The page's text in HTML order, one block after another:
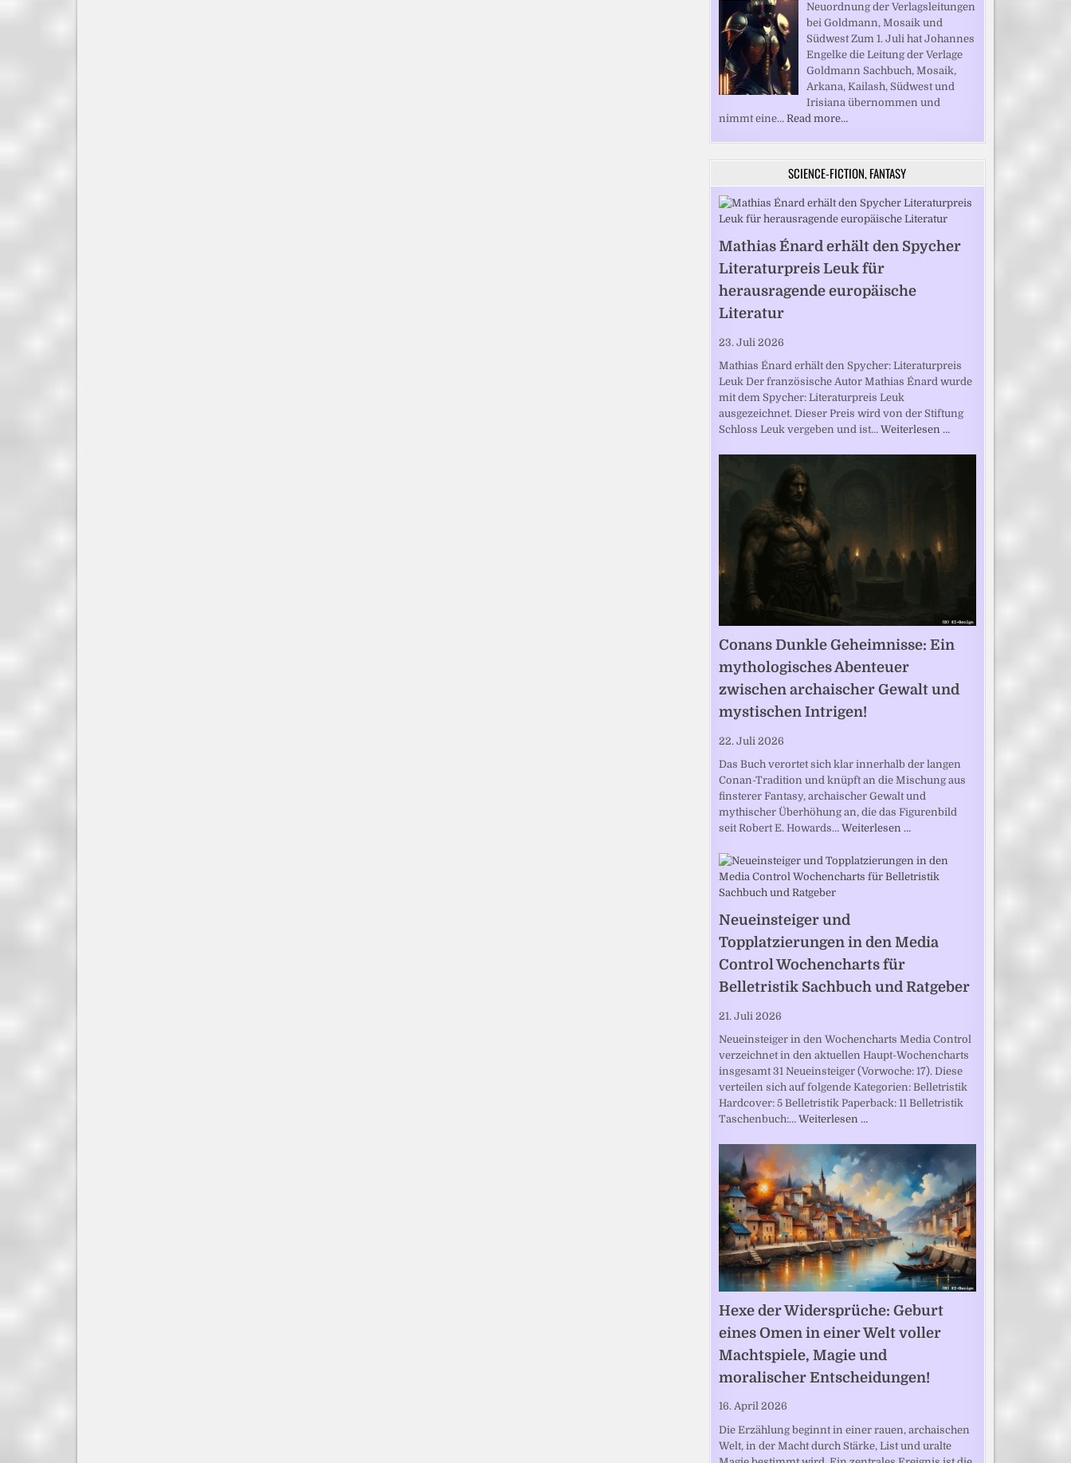
Neuordnung der Verlagsleitungen
bei Goldmann, Mosaik und
Südwest Zum 1. Juli hat Johannes
Engelke die Leitung der Verlage
Goldmann Sachbuch, Mosaik,
Arkana, Kailash, Südwest und
Irisiana übernommen und
nimmt eine… Read more…
SCIENCE-FICTION, FANTASY
Mathias Énard erhält den Spycher
Literaturpreis Leuk für
herausragende europäische
Literatur
23. Juli 2026
Mathias Énard erhält den Spycher: Literaturpreis
Leuk Der französische Autor Mathias Énard wurde
mit dem Spycher: Literaturpreis Leuk
ausgezeichnet. Dieser Preis wird von der Stiftung
Schloss Leuk vergeben und ist… Weiterlesen …
Conans Dunkle Geheimnisse: Ein
mythologisches Abenteuer
zwischen archaischer Gewalt und
mystischen Intrigen!
22. Juli 2026
Das Buch verortet sich klar innerhalb der langen
Conan-Tradition und knüpft an die Mischung aus
finsterer Fantasy, archaischer Gewalt und
mythischer Überhöhung an, die das Figurenbild
seit Robert E. Howards… Weiterlesen …
Neueinsteiger und
Topplatzierungen in den Media
Control Wochencharts für
Belletristik Sachbuch und Ratgeber
21. Juli 2026
Neueinsteiger in den Wochencharts Media Control
verzeichnet in den aktuellen Haupt-Wochencharts
insgesamt 31 Neueinsteiger (Vorwoche: 17). Diese
verteilen sich auf folgende Kategorien: Belletristik
Hardcover: 5 Belletristik Paperback: 11 Belletristik
Taschenbuch:… Weiterlesen …
Hexe der Widersprüche: Geburt
eines Omen in einer Welt voller
Machtspiele, Magie und
moralischer Entscheidungen!
16. April 2026
Die Erzählung beginnt in einer rauen, archaischen
Welt, in der Macht durch Stärke, List und uralte